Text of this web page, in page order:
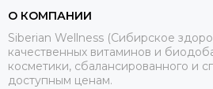
О КОМПАНИИ
Siberian Wellness (Сибирское
качественных витаминов и
косметики, сбалансированного и
доступным ценам.